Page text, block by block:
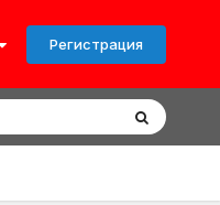
Регистрация